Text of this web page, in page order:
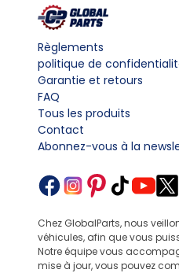
Règlements
politique de
Garantie et retours
FAQ
Tous les produits
Contact
Abonnez-vous à la
Chez GlobalParts, nous
véhicules, afin que vous
Notre équipe vous
mise à jour, vous pouvez